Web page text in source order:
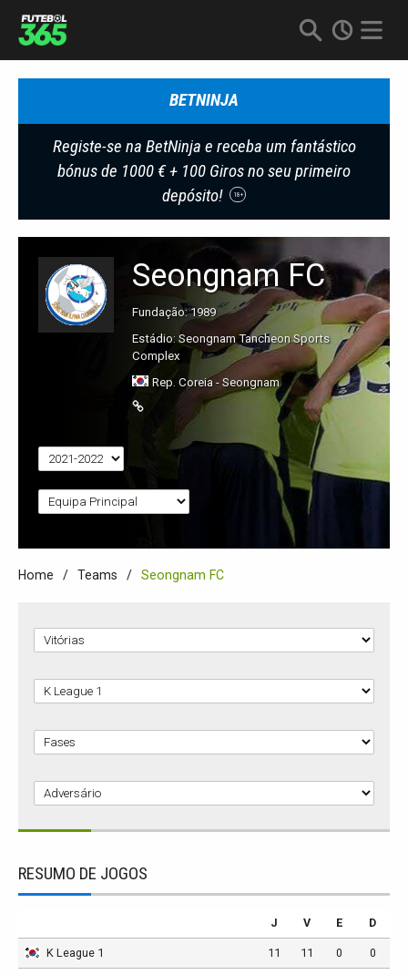
BETNINJA
Registe-se na BetNinja e receba um fantástico
bónus de 1000 € + 100 Giros no seu primeiro
depósito!
18+
Seongnam FC
Fundação: 1989
Estádio: Seongnam Tancheon Sports
Complex
Rep. Coreia - Seongnam
Home Teams Seongnam FC
RESUMO DE JOGOS
J V E D
K League 1 11 11 0 0